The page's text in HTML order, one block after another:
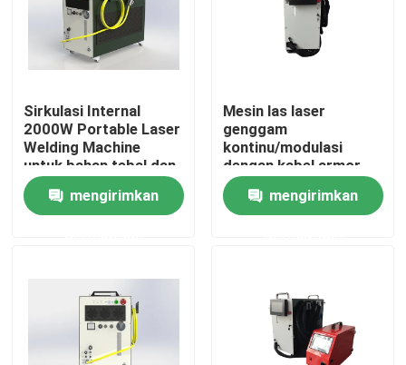
Pertunjukan VR
Tentang kami
Tur Pabrik
Kontrol kualitas
Permintaan Penawaran
Laser Serat Hijau
Sirkulasi Internal
2000W Portable Laser
Welding Machine
untuk bahan tebal dan
tipis
mengirimkan
Mesin las laser
genggam
kontinu/modulasi
dengan kabel armor
5m M2 1.3 20um
mengirimkan